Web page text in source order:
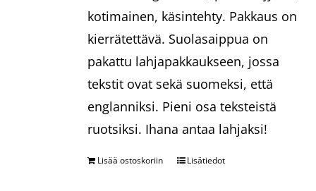
kotimainen, käsintehty. Pakkaus on
kierrätettävä. Suolasaippua on
pakattu lahjapakkaukseen, jossa
tekstit ovat sekä suomeksi, että
englanniksi. Pieni osa teksteistä
ruotsiksi. Ihana antaa lahjaksi!
Lisää ostoskoriin Lisätiedot